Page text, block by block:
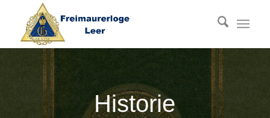
Historie